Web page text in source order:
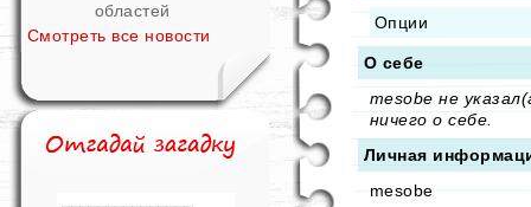
областей
Смотреть все новости
Опции
О себе
mesobe не
ничего о себе.
Личная
mesobe